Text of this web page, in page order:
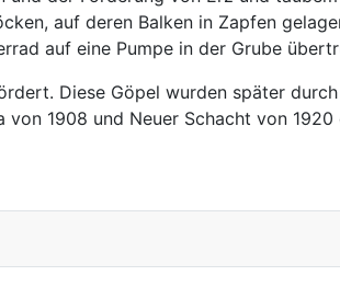
auf deren Balken in Zapfen
auf eine Pumpe in der Grube
Diese Göpel wurden später
1908 und Neuer Schacht von 1920